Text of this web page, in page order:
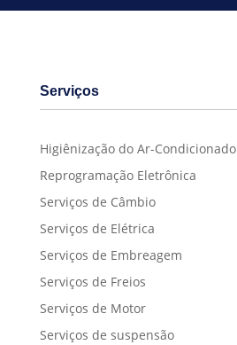
Serviços
Higiênização do Ar-Condicionado
Reprogramação Eletrônica
Serviços de Câmbio
Serviços de Elétrica
Serviços de Embreagem
Serviços de Freios
Serviços de Motor
Serviços de suspensão